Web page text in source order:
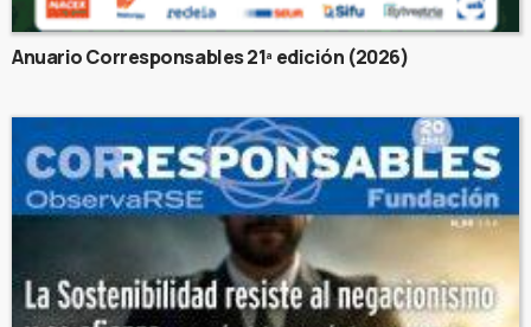
Anuario Corresponsables 21ª edición (2026)